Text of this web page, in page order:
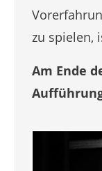
zu spielen,
Am Ende